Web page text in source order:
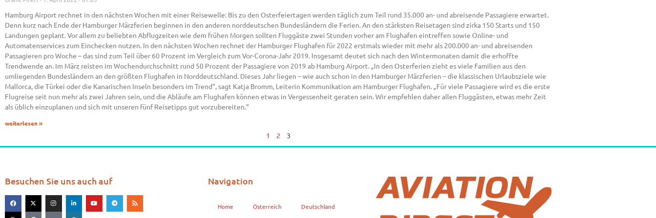
Hamburg Airport rechnet in den nächsten Wochen mit einer Reisewelle: Bis zu den Osterfeiertagen werden täglich zum Teil rund 35.000 an- und abreisende Passagiere erwartet.
Denn kurz nach Ende der Hamburger Märzferien beginnen in den anderen norddeutschen Bundesländern die Ferien. An den stärksten Reisetagen sind zirka 150 Starts und 150
Landungen geplant. Vor allem zu beliebten Abflugzeiten wie dem frühen Morgen sollten Fluggäste zwei Stunden vorher am Flughafen eintreffen sowie Online- und
Automatenservices zum Einchecken nutzen. In den nächsten Wochen rechnet der Hamburger Flughafen für 2022 erstmals wieder mit mehr als 200.000 an- und abreisenden
Passagieren pro Woche – das sind zum Teil über 60 Prozent im Vergleich zum Vor-Corona-Jahr 2019. Insgesamt deutet sich nach den Wintermonaten damit die erhoffte
Trendwende an. Im März reisten im Wochendurchschnitt rund 50 Prozent der Passagiere von 2019 ab Hamburg Airport. „In den Osterferien zieht es viele Familien aus den
umliegenden Bundesländern an den größten Flughafen in Norddeutschland. Dieses Jahr liegen – wie auch schon in den Hamburger Märzferien – die klassischen Urlaubsziele wie
Mallorca, die Türkei oder die Kanarischen Inseln besonders im Trend“, sagt Katja Bromm, Leiterin Kommunikation am Hamburger Flughafen. „Für viele Passagiere wird es die erste
Flugreise seit nun mehr als zwei Jahren sein, und die Abläufe am Flughafen können etwas in Vergessenheit geraten sein. Wir empfehlen daher allen Fluggästen, etwas mehr Zeit
als üblich einzuplanen und sich mit unseren fünf Reisetipps gut vorzubereiten.“
weiterlesen »
1 2 3
Besuchen Sie uns auch auf Navigation
Home Österreich Deutschland